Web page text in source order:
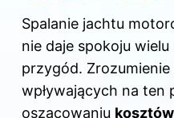
c
e
b
o
er
e
st
d
di
t
Spalanie jachtu
nie daje spokoju
przygód.
wpływających na ten
oszacowaniu